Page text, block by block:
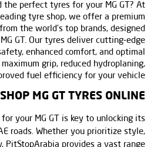
the perfect tyres for your MG GT? At
tyre shop, we offer a premium
the world’s top brands, designed
GT. Our tyres deliver cutting-edge
enhanced comfort, and optimal
grip, reduced hydroplaning,
fuel efficiency for your vehicle.
SHOP MG GT TYRES ONLINE
your MG GT is key to unlocking its
roads. Whether you prioritize style,
PitStopArabia provides a vast range